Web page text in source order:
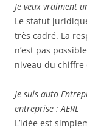
Je veux vraiment
Le statut
très cadré. La
n’est pas
niveau du chiffre
Je suis auto
entreprise : AERL
L’idée est